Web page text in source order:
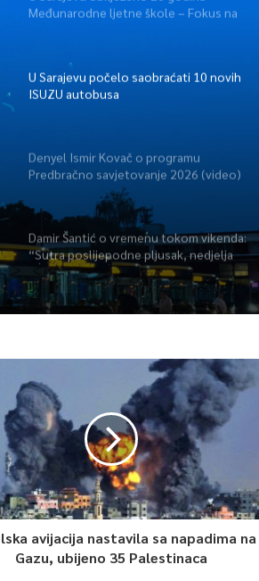
Međunarodne ljetne škole – Fokus na
U Sarajevu počelo saobraćati 10 novih
ISUZU autobusa
Denyel Ismir Kovač o programu
Predbračno savjetovanje 2026 (video)
Damir Šantić o vremenu tokom vikenda:
“Sutra poslijepodne pljusak, nedjelja
lijepa” (video)
avijacija nastavila sa napadima na
Gazu, ubijeno 35 Palestinaca